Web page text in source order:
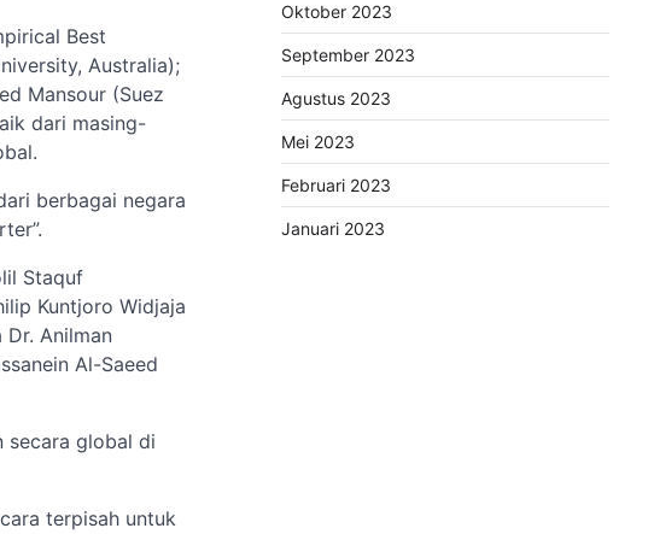
Best
Australia);
Mansour (Suez
dari masing-
berbagai negara
Staquf
Kuntjoro Widjaja
Dr. Anilman
Al-Saeed
secara global di
terpisah untuk
Oktober 2023
September 2023
Agustus 2023
Mei 2023
Februari 2023
Januari 2023